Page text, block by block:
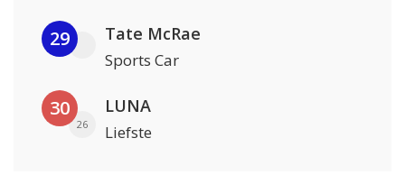
29 Tate McRae
Sports Car
30
26
LUNA
Liefste